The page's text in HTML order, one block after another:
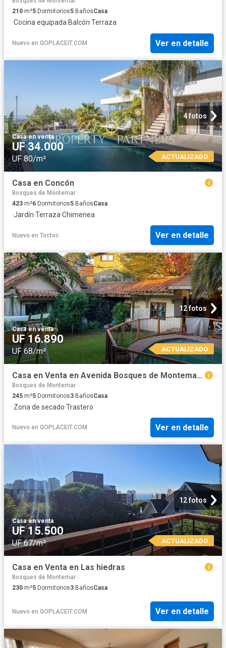
210 m²5 Dormitorios5 BañosCasa
·Cocina equipada·Balcón·Terraza
Nuevo en GOPLACEIT.COM Ver en detalle
4 fotos
Casa·en venta
UF 34.000
UF 80/m² ACTUALIZADO
Casa en Concón
Bosques de Montemar
423 m²6 Dormitorios5 BañosCasa
·Jardín·Terraza·Chimenea
Nuevo en Toctoc Ver en detalle
12 fotos
Casa·en venta
UF 16.890
UF 68/m² ACTUALIZADO
Casa en Venta en Avenida Bosques de Montemar 1000
Bosques de Montemar
245 m²5 Dormitorios3 BañosCasa
·Zona de secado·Trastero
Nuevo en GOPLACEIT.COM Ver en detalle
12 fotos
Casa·en venta
UF 15.500
UF 67/m² ACTUALIZADO
Casa en Venta en Las hiedras
Bosques de Montemar
230 m²5 Dormitorios3 BañosCasa
Nuevo en GOPLACEIT.COM Ver en detalle